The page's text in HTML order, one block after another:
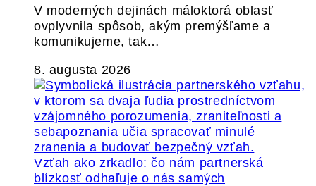
V moderných dejinách máloktorá oblasť
ovplyvnila spôsob, akým premýšľame a
komunikujeme, tak…
8. augusta 2026
Vzťah ako zrkadlo: čo nám partnerská
blízkosť odhaľuje o nás samých